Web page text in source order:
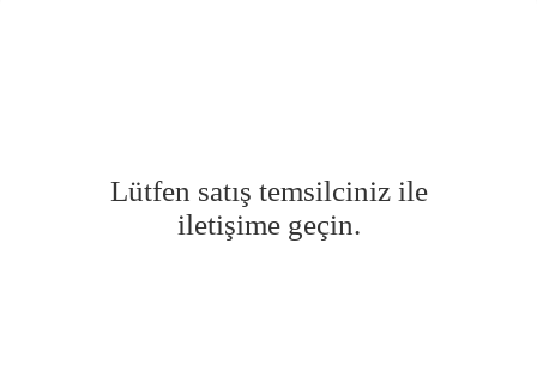
Lütfen satış temsilciniz ile
iletişime geçin.